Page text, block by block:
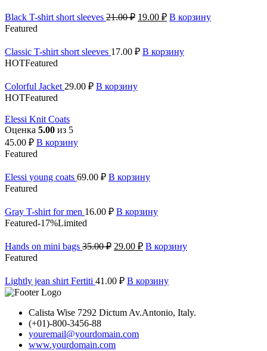
Black T-shirt short sleeves 21.00₽ 19.00 ₽ В корзину
Featured
Classic T-shirt short sleeves 17.00 ₽ В корзину
HOTFeatured
Colorful Jacket29.00 ₽ В корзину
HOTFeatured
Elessi Knit Coats
Оценка 5.00 из 5
45.00 ₽ В корзину
Featured
Elessi young coats 69.00 ₽ В корзину
Featured
Gray T-shirt for men 16.00 ₽ В корзину
Featured-17%Limited
Hands on mini bags 35.00₽ 29.00 ₽ В корзину
Featured
Lightly jean shirt Fertiti 41.00 ₽ В корзину
Calista Wise 7292 Dictum Av.Antonio, Italy.
(+01)-800-3456-88
youremail@yourdomain.com
www.yourdomain.com